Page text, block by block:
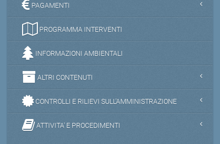
PAGAMENTI
PROGRAMMA INTERVENTI
INFORMAZIONI AMBIENTALI
ALTRI CONTENUTI
CONTROLLI E RILIEVI SULL'AMMINISTRAZIONE
ATTIVITA' E PROCEDIMENTI